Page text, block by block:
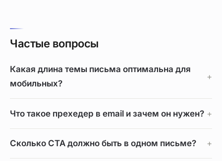
Частые вопросы
Какая длина темы письма оптимальна для
мобильных?
Что такое прехедер в email и зачем он нужен?
Сколько CTA должно быть в одном письме?